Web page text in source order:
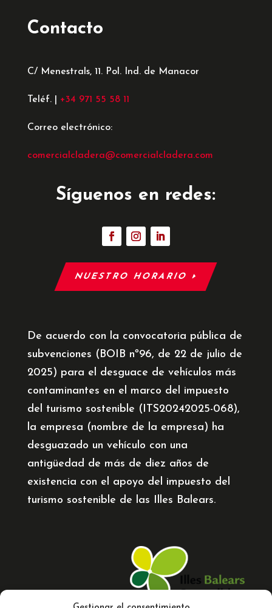
Contacto
C/ Menestrals, 11. Pol. Ind. de Manacor
Teléf. | +34 971 55 58 11
Correo electrónico:
comercialcladera@comercialcladera.com
Síguenos en redes:
NUESTRO HORARIO
De acuerdo con la convocatoria pública de
subvenciones (BOIB nº96, de 22 de julio de
2025) para el desguace de vehículos más
contaminantes en el marco del impuesto
del turismo sostenible (ITS20242025-068),
la empresa (nombre de la empresa) ha
desguazado un vehículo con una
antigüedad de más de diez años de
existencia con el apoyo del impuesto del
turismo sostenible de las Illes Balears.